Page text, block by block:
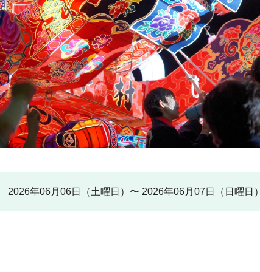
2026年06月06日（土曜日）〜 2026年06月07日（日曜日